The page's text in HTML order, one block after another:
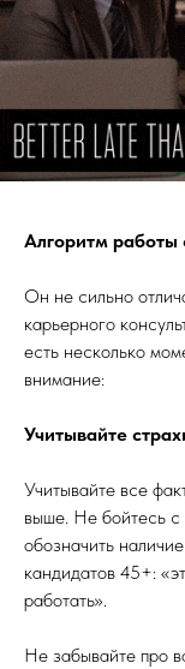
Алгоритм работы
Он не сильно
карьерного
есть несколько
внимание:
Учитывайте
Учитывайте все
выше. Не бойтесь с
обозначить
кандидатов 45+:
работать».
Не забывайте про